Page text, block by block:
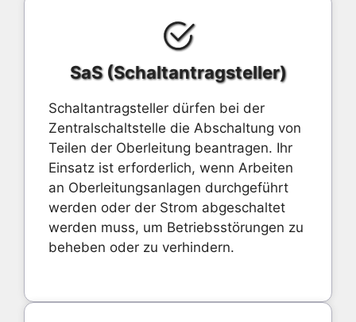
SaS (Schaltantragsteller)
Schaltantragsteller dürfen bei der
Zentralschaltstelle die Abschaltung von
Teilen der Oberleitung beantragen. Ihr
Einsatz ist erforderlich, wenn Arbeiten
an Oberleitungsanlagen durchgeführt
werden oder der Strom abgeschaltet
werden muss, um Betriebsstörungen zu
beheben oder zu verhindern.